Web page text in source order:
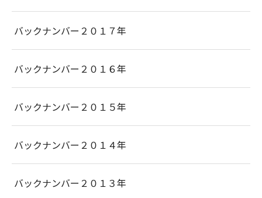
バックナンバー２０１７年
バックナンバー２０１６年
バックナンバー２０１５年
バックナンバー２０１４年
バックナンバー２０１３年